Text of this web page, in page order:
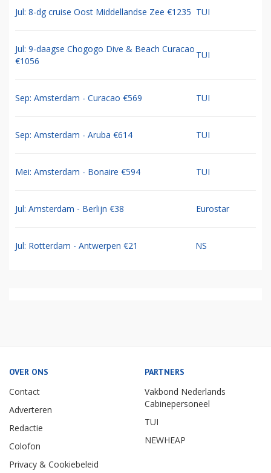
Jul: 8-dg cruise Oost Middellandse Zee €1235 TUI
Jul: 9-daagse Chogogo Dive & Beach Curacao
€1056
TUI
Sep: Amsterdam - Curacao €569 TUI
Sep: Amsterdam - Aruba €614 TUI
Mei: Amsterdam - Bonaire €594 TUI
Jul: Amsterdam - Berlijn €38 Eurostar
Jul: Rotterdam - Antwerpen €21 NS
OVER ONS
Contact
Adverteren
Redactie
Colofon
Privacy & Cookiebeleid
PARTNERS
Vakbond Nederlands
Cabinepersoneel
TUI
NEWHEAP